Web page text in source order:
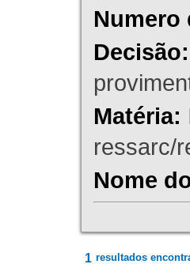
Numero
Decisão:
Matéria:
ressarc/
Nome
1 resultados